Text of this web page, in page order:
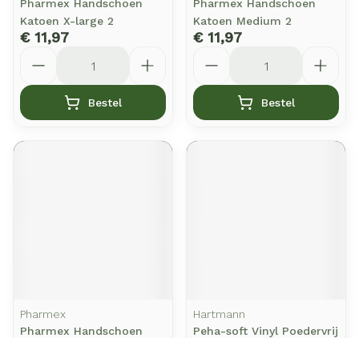
Pharmex Handschoen
Katoen X-large 2
€ 11,97
Bestel
Pharmex Handschoen
Katoen Medium 2
€ 11,97
Bestel
Pharmex
Pharmex Handschoen
Hartmann
Peha-soft Vinyl Poedervrij